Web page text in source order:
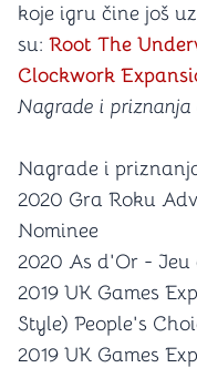
koje igru čine još
su: Root The
Clockwork
Nagrade i priznanja
Nagrade i
2020 Gra Roku
Nominee
2020 As d'Or - Jeu
2019 UK Games
Style) People's
2019 UK Games